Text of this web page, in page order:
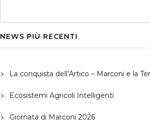
NEWS PIÙ RECENTI
La conquista dell’Artico – Marconi e la
Ecosistemi Agricoli Intelligenti
Giornata di Marconi 2026